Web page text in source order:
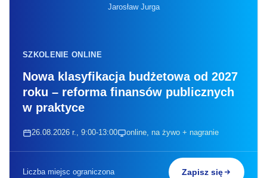
Jarosław Jurga
SZKOLENIE ONLINE
Nowa klasyfikacja budżetowa od 2027
roku – reforma finansów publicznych
w praktyce
26.08.2026 r., 9:00-13:00 online, na żywo + nagranie
Liczba miejsc ograniczona Zapisz się